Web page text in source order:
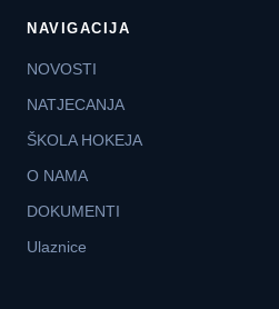
NAVIGACIJA
NOVOSTI
NATJECANJA
ŠKOLA HOKEJA
O NAMA
DOKUMENTI
Ulaznice